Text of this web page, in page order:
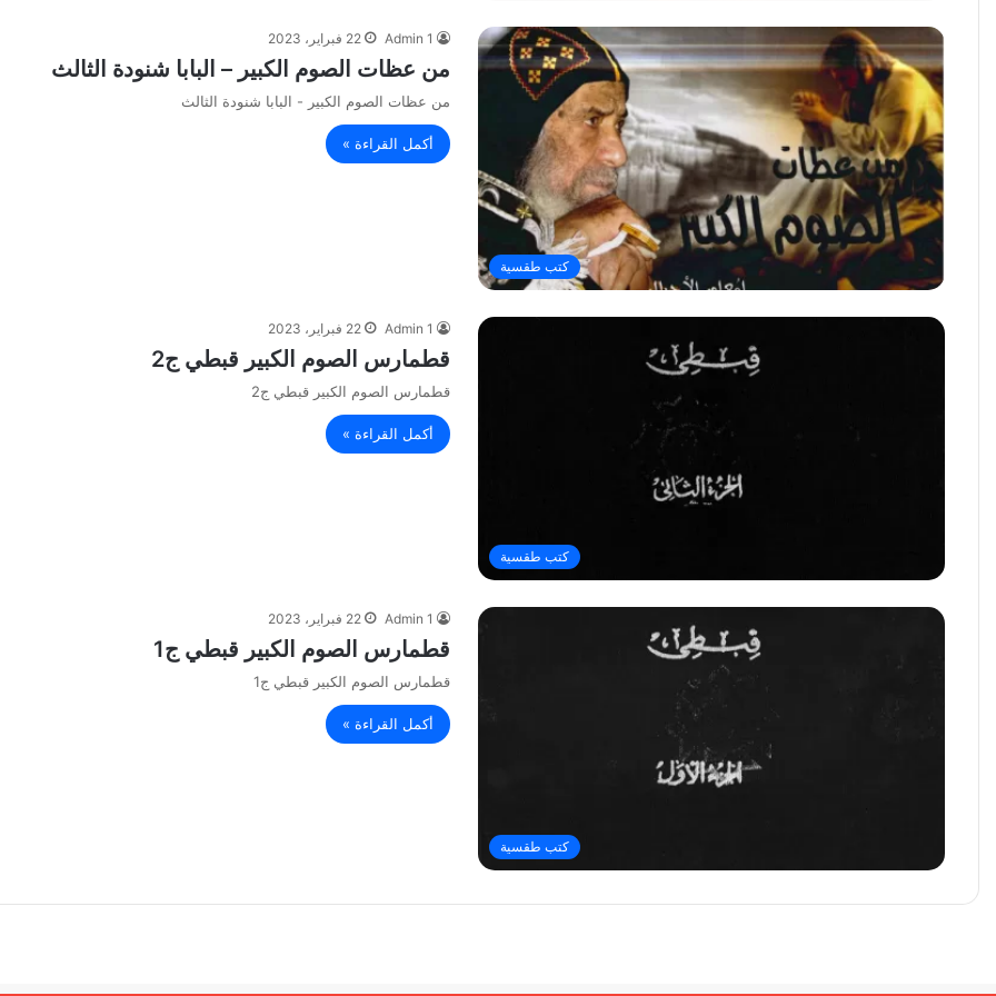
كتب طقسية
Admin 1 22 فبراير، 2023
من عظات الصوم الكبير – البابا شنودة الثالث
من عظات الصوم الكبير - البابا شنودة الثالث
أكمل القراءة »
كتب طقسية
Admin 1 22 فبراير، 2023
قطمارس الصوم الكبير قبطي ج2
قطمارس الصوم الكبير قبطي ج2
أكمل القراءة »
كتب طقسية
Admin 1 22 فبراير، 2023
قطمارس الصوم الكبير قبطي ج1
قطمارس الصوم الكبير قبطي ج1
أكمل القراءة »